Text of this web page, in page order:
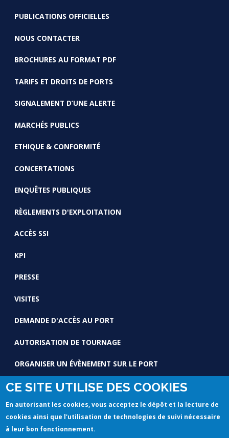
PUBLICATIONS OFFICIELLES
NOUS CONTACTER
BROCHURES AU FORMAT PDF
TARIFS ET DROITS DE PORTS
SIGNALEMENT D’UNE ALERTE
MARCHÉS PUBLICS
ETHIQUE & CONFORMITÉ
CONCERTATIONS
ENQUÊTES PUBLIQUES
RÈGLEMENTS D'EXPLOITATION
ACCÈS SSI
KPI
PRESSE
VISITES
DEMANDE D'ACCÈS AU PORT
AUTORISATION DE TOURNAGE
ORGANISER UN ÉVÈNEMENT SUR LE PORT
CE SITE UTILISE DES COOKIES
En autorisant les cookies, vous acceptez le dépôt et la lecture de
cookies ainsi que l'utilisation de technologies de suivi nécessaire
à leur bon fonctionnement.